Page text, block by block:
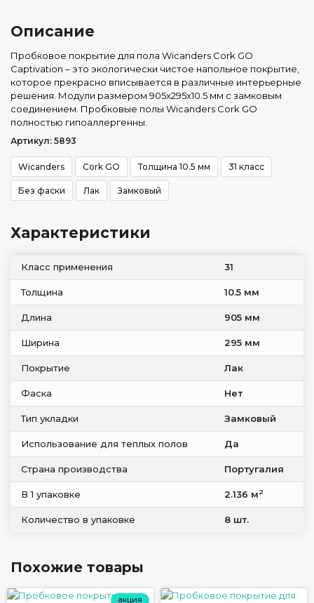
Описание
Пробковое покрытие для пола Wicanders Cork GO
Captivation – это экологически чистое напольное покрытие,
которое прекрасно вписывается в различные интерьерные
решения. Модули размером 905x295x10.5 мм с замковым
соединением. Пробковые полы Wicanders Cork GO
полностью гипоаллергенны.
Артикул: 5893
Wicanders Cork GO Толщина 10.5 мм 31 класс
Без фаски Лак Замковый
Характеристики
Класс применения 31
Толщина 10.5 мм
Длина 905 мм
Ширина 295 мм
Покрытие Лак
Фаска Нет
Тип укладки Замковый
Использование для теплых полов Да
Страна производства Португалия
В 1 упаковке 2.136 м2
Количество в упаковке 8 шт.
Похожие товары
акция